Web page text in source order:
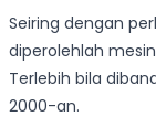
Seiring dengan
diperolehlah
Terlebih bila
2000-an.